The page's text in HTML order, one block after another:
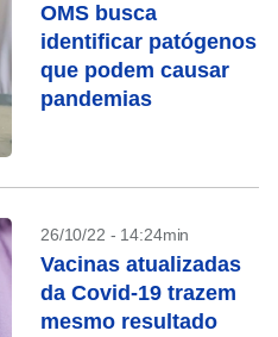
OMS busca
identificar patógenos
que podem causar
pandemias
26/10/22 - 14:24min
Vacinas atualizadas
da Covid-19 trazem
mesmo resultado